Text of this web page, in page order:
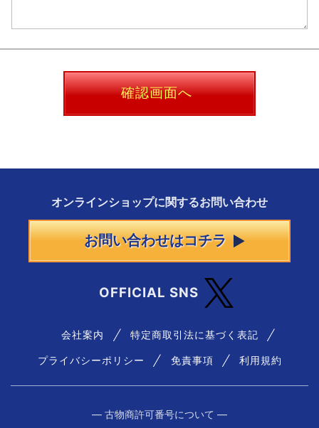
確認画面へ
オンラインショップに関するお問い合わせ
お問い合わせはコチラ
OFFICIAL SNS
会社案内 特定商取引法に基づく表記
プライバシーポリシー 免責事項 利用規約
― 古物商許可番号について ―